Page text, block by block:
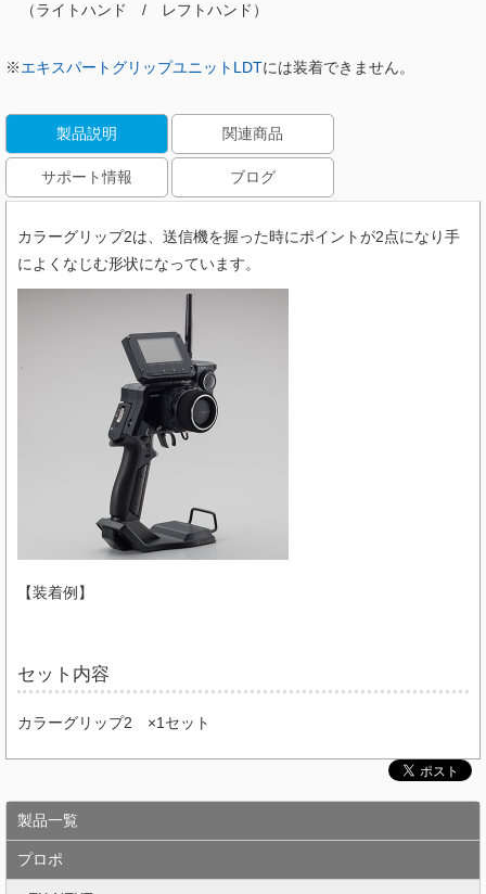
（ライトハンド / レフトハンド）
※エキスパートグリップユニットLDTには装着できません。
製品説明 関連商品
サポート情報 ブログ
カラーグリップ2は、送信機を握った時にポイントが2点になり手
によくなじむ形状になっています。
【装着例】
セット内容
カラーグリップ2 ×1セット
製品一覧
プロポ